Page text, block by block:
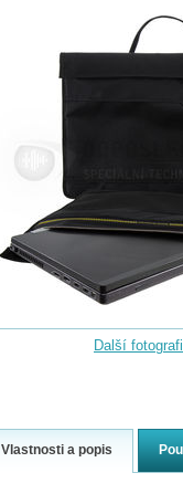
Další
Vlastnosti a popis